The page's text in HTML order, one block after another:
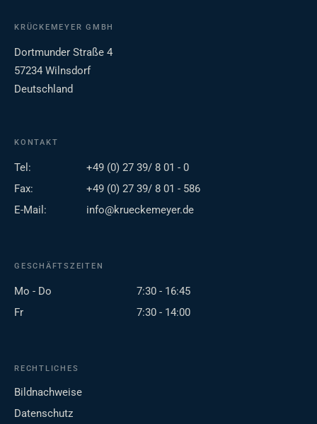
KRÜCKEMEYER GMBH
Dortmunder Straße 4
57234 Wilnsdorf
Deutschland
KONTAKT
Tel:
+49 (0) 27 39/ 8 01 - 0
Fax:
+49 (0) 27 39/ 8 01 - 586
E-Mail:
info@krueckemeyer.de
GESCHÄFTSZEITEN
Mo - Do
7:30 - 16:45
Fr
7:30 - 14:00
RECHTLICHES
Bildnachweise
Datenschutz